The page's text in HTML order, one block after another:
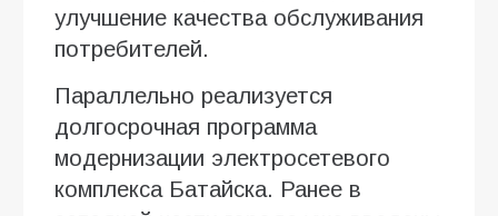
улучшение качества обслуживания
потребителей.
Параллельно реализуется
долгосрочная программа
модернизации электросетевого
комплекса Батайска. Ранее в